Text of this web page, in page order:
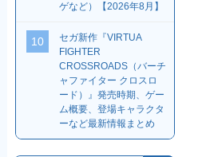
ゲなど）【2026年8月】
10
セガ新作『VIRTUA
FIGHTER
CROSSROADS（バーチ
ャファイター クロスロ
ード）』発売時期、ゲー
ム概要、登場キャラクタ
ーなど最新情報まとめ